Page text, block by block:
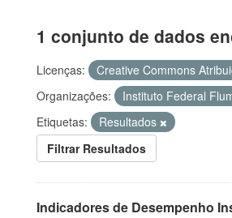
1 conjunto de dados
Licenças:
Creative Commons
Organizações:
Instituto Federal
Etiquetas:
Resultados
Filtrar Resultados
Indicadores de Desempenho